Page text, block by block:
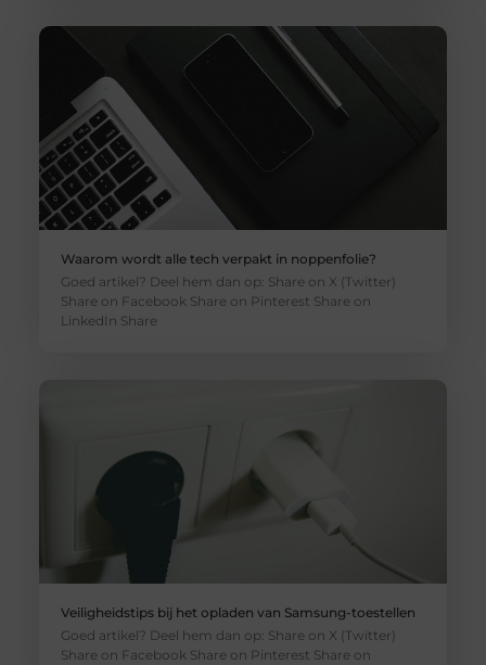
Waarom wordt alle tech verpakt in noppenfolie?
Goed artikel? Deel hem dan op: Share on X (Twitter)
Share on Facebook Share on Pinterest Share on
LinkedIn Share
Veiligheidstips bij het opladen van Samsung-toestellen
Goed artikel? Deel hem dan op: Share on X (Twitter)
Share on Facebook Share on Pinterest Share on